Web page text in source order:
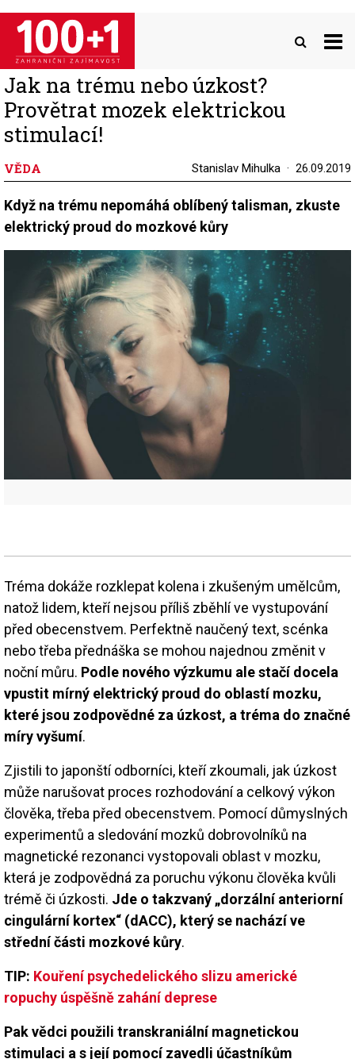
Přejít
hlavnímu
obsahu
Jak na trému nebo úzkost?
Provětrat mozek elektrickou
stimulací!
VĚDA Stanislav Mihulka 26.09.2019
Když na trému nepomáhá oblíbený talisman, zkuste
elektrický proud do mozkové kůry
Tréma dokáže rozklepat kolena i zkušeným umělcům,
natož lidem, kteří nejsou příliš zběhlí ve vystupování
před obecenstvem. Perfektně naučený text, scénka
nebo třeba přednáška se mohou najednou změnit v
noční můru. Podle nového výzkumu ale stačí docela
vpustit mírný elektrický proud do oblastí mozku,
které jsou zodpovědné za úzkost, a tréma do značné
míry vyšumí.
Zjistili to japonští odborníci, kteří zkoumali, jak úzkost
může narušovat proces rozhodování a celkový výkon
člověka, třeba před obecenstvem. Pomocí důmyslných
experimentů a sledování mozků dobrovolníků na
magnetické rezonanci vystopovali oblast v mozku,
která je zodpovědná za poruchu výkonu člověka kvůli
trémě či úzkosti. Jde o takzvaný „dorzální anteriorní
cingulární kortex“ (dACC), který se nachází ve
střední části mozkové kůry.
TIP: Kouření psychedelického slizu americké
ropuchy úspěšně zahání deprese
Pak vědci použili transkraniální magnetickou
stimulaci a s její pomocí zavedli účastníkům